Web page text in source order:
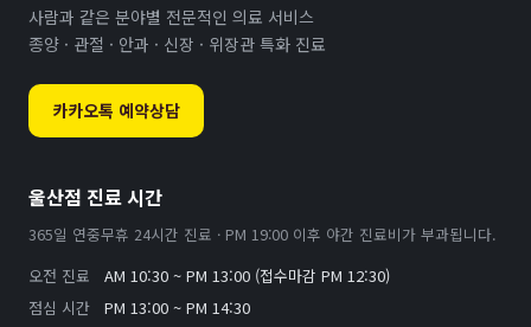
사람과 같은 분야별 전문적인 의료 서비스
종양 · 관절 · 안과 · 신장 · 위장관 특화 진료
카카오톡 예약상담
울산점 진료 시간
365일 연중무휴 24시간 진료 · PM 19:00 이후 야간 진료비가 부과됩니다.
오전 진료
AM 10:30 ~ PM 13:00 (접수마감 PM 12:30)
점심 시간
PM 13:00 ~ PM 14:30